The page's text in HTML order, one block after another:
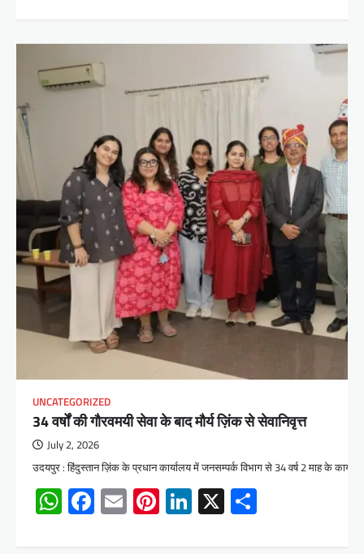
UNCATEGORIZED
34 वर्षों की गौरवमयी सेवा के बाद मौर्य ज़िंक से सेवानिवृत्त
July 2, 2026
उदयपुर : हिंदुस्तान ज़िंक के प्रधान कार्यालय में जनसम्पर्क विभाग से 34 वर्ष 2 माह के
WhatsApp
Facebook
EmailPinterest
LinkedIn
X